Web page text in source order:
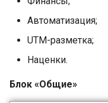
Автоматизация;
UTM-разметка;
Наценки.
Блок «Общие»